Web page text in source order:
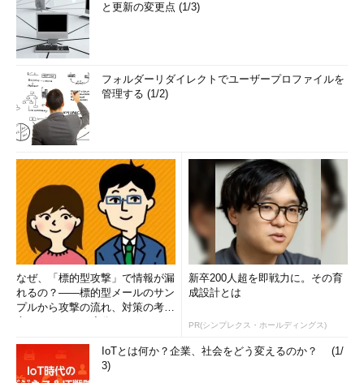
う。
コマンド実行例
yum update
（システムをアップデートする）
（確認メッセージなしでアップデートする）
と更新の変更点 (1/3)
フォルダーリダイレクトでユーザープロファイルを
管理する (1/2)
なぜ、「標的型攻撃」で情報が漏
れるの？――標的型メールのサン
プルから攻撃の流れ、対策の考え
新卒200人超を即戦力に。その育
成設計とは
PR(シンプレクス・ホールディングス)
IoTとは何か？企業、社会をどう変えるのか？ (1/
3)